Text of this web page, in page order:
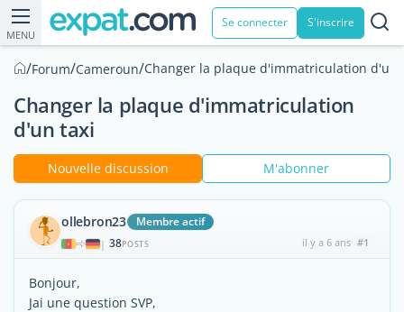
MENU
Se connecter S'inscrire
/Forum/Cameroun/Changer la plaque d'immatriculation d'un
Changer la plaque d'immatriculation
d'un taxi
Nouvelle discussion M'abonner
ollebron23 Membre actif
| 38POSTS il y a 6 ans #1
Bonjour,
Jai une question SVP,